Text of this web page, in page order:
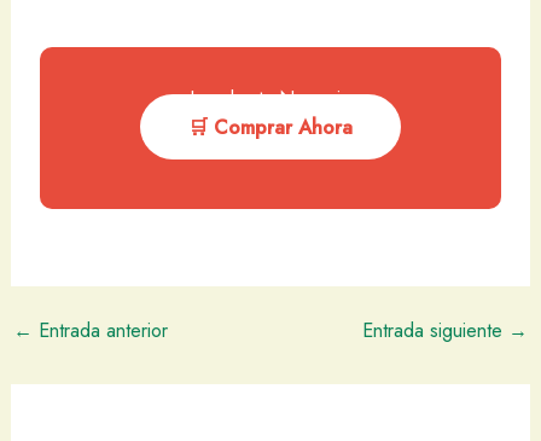
Impulsa tu Negocio
🛒 Comprar Ahora
← Entrada anterior Entrada siguiente →